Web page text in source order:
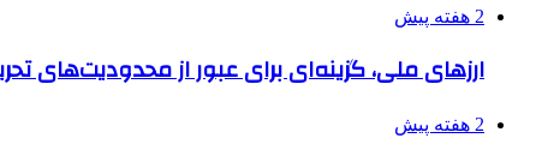
2 هفته پیش
ارزهای ملی، گزینه‌ای برای عبور از محدودیت‌های
2 هفته پیش